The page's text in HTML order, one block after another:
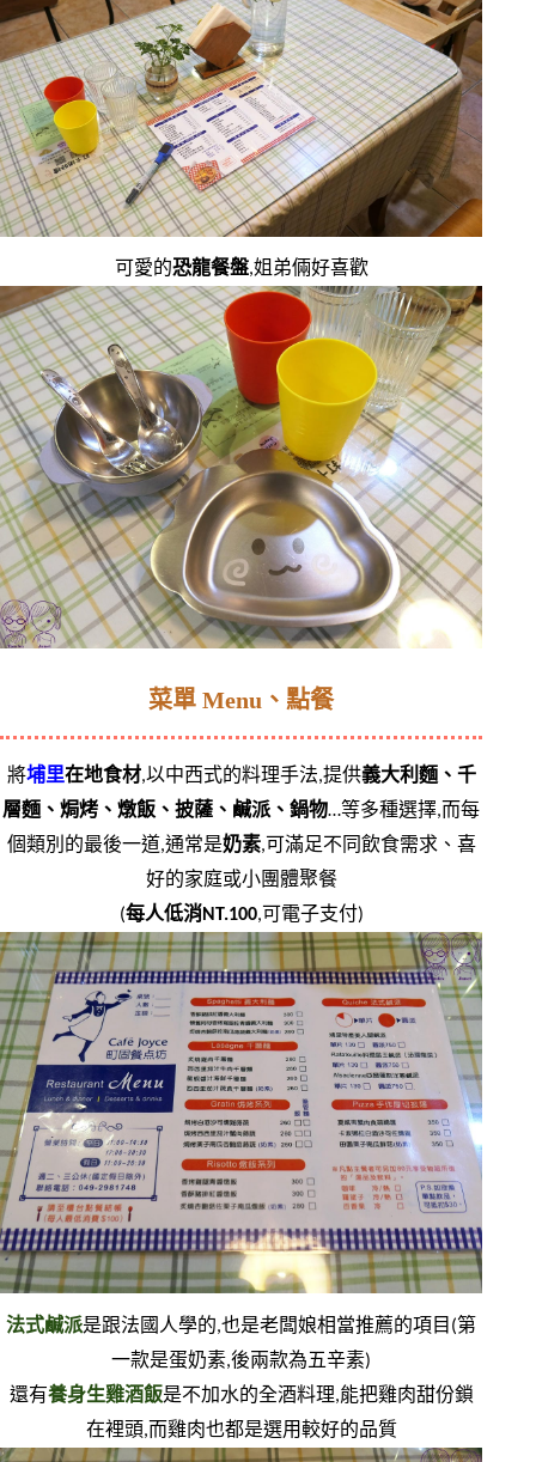
可愛的恐龍餐盤,姐弟倆好喜歡
菜單 Menu、點餐
將埔里在地食材,以中西式的料理手法,提供義大利麵、千
層麵、焗烤、燉飯、披薩、鹹派、鍋物…等多種選擇,而每
個類別的最後一道,通常是奶素,可滿足不同飲食需求、喜
好的家庭或小團體聚餐
(每人低消NT.100,可電子支付)
法式鹹派是跟法國人學的,也是老闆娘相當推薦的項目(第
一款是蛋奶素,後兩款為五辛素)
還有養身生雞酒飯是不加水的全酒料理,能把雞肉甜份鎖
在裡頭,而雞肉也都是選用較好的品質